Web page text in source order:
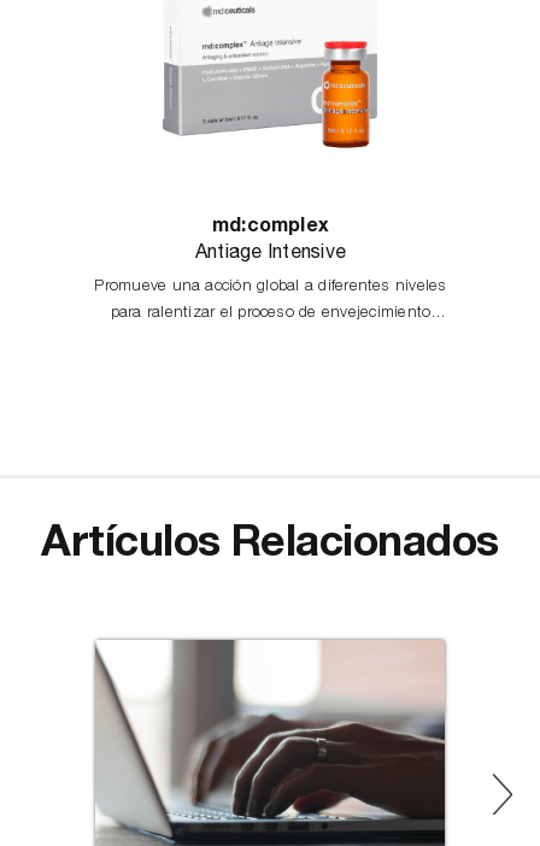
md:complex
Antiage Intensive
Promueve una acción global a diferentes niveles
para ralentizar el proceso de envejecimiento
Artículos Relacionados